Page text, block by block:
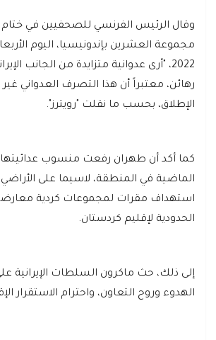
وقال الرئيس الفرنسي للصحفيين في
2022، "أرى عدوانية متزايدة من الجانب
رهائن، معتبراً أن هذا التصرف العدواني
الإطلاق، بحسب ما نقلت "رويترز".
كما أكد أن طهران رفعت منسوب عدائيتها
الماضية في المنطقة، لاسيما على الأراضي
استهداف مقرات لمجموعات كردية
الحدودية لإقليم كردستان.
إلى ذلك، حث ماكرون السلطات الإيرانية
الهدوء وروح التعاون، واحترام الاستقرار